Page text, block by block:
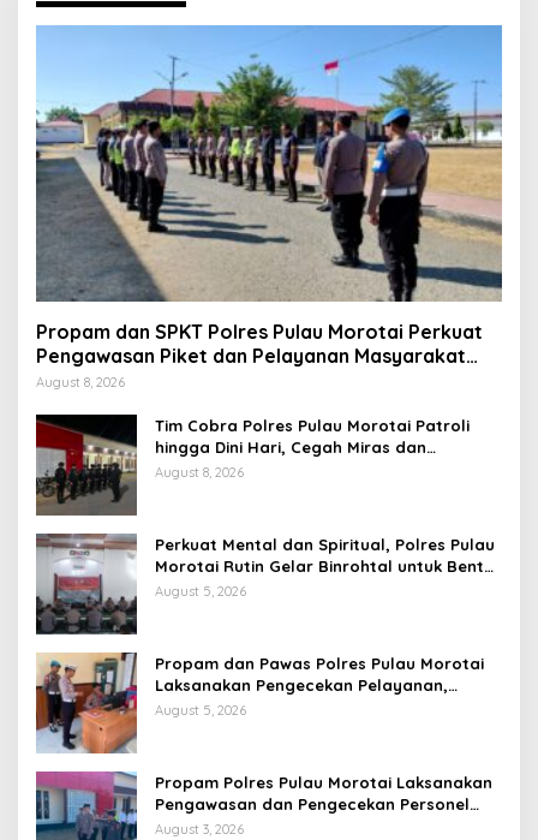
Propam dan SPKT Polres Pulau Morotai Perkuat
Pengawasan Piket dan Pelayanan Masyarakat
Selama 1×24 Jam
August 8, 2026
Tim Cobra Polres Pulau Morotai Patroli
hingga Dini Hari, Cegah Miras dan
Gangguan Kamtibmas
August 8, 2026
Perkuat Mental dan Spiritual, Polres Pulau
Morotai Rutin Gelar Binrohtal untuk Bentuk
Personel Berintegritas
August 5, 2026
Propam dan Pawas Polres Pulau Morotai
Laksanakan Pengecekan Pelayanan,
Pastikan Masyarakat Mendapat
August 5, 2026
Propam Polres Pulau Morotai Laksanakan
Pengawasan dan Pengecekan Personel
Saat Apel Serah Terima Piket Fungsi
August 3, 2026